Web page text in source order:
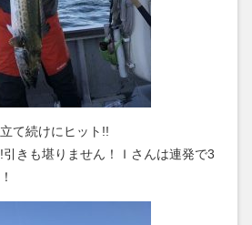
て続けにヒット!!
きも堪りません！Ｉさんは連発で3